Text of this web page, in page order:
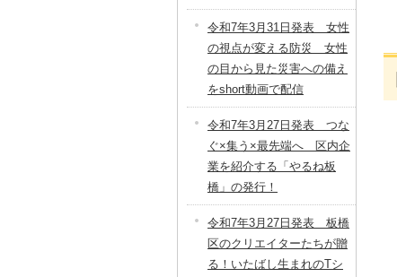
令和7年3月31日発表 女性
の視点が変える防災 女性
の目から見た災害への備え
をshort動画で配信
令和7年3月27日発表 つな
ぐ×集う×最先端へ 区内企
業を紹介する「やるね板
橋」の発行！
令和7年3月27日発表 板橋
区のクリエイターたちが贈
る！いたばし生まれのTシ